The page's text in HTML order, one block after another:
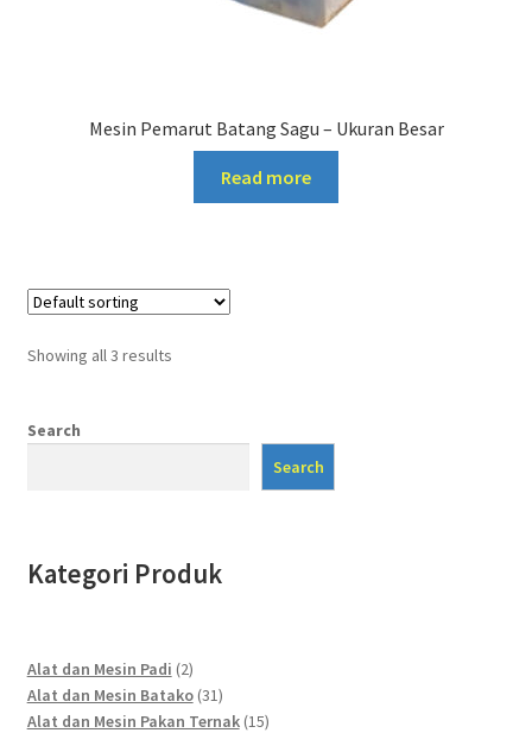
Mesin Pemarut Batang Sagu – Ukuran Besar
Read more
Showing all 3 results
Search
Search
Kategori Produk
Alat dan Mesin Padi 22
products
Alat dan Mesin Batako 3131
products
Alat dan Mesin Pakan Ternak 1515